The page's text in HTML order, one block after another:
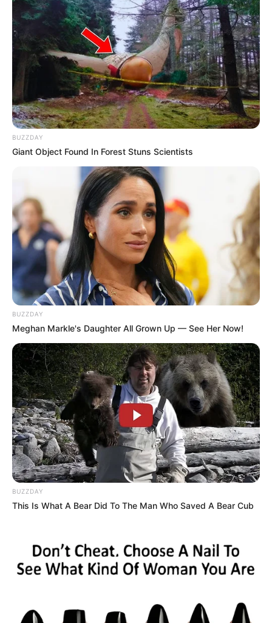
BUZZDAY
Giant Object Found In Forest Stuns Scientists
BUZZDAY
Meghan Markle's Daughter All Grown Up — See Her Now!
BUZZDAY
This Is What A Bear Did To The Man Who Saved A Bear Cub